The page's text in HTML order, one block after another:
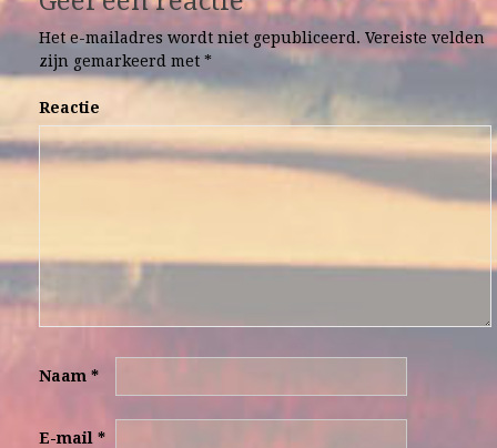
Het e-mailadres wordt niet gepubliceerd. Vereiste velden
zijn gemarkeerd met *
Reactie
Naam *
E-mail *